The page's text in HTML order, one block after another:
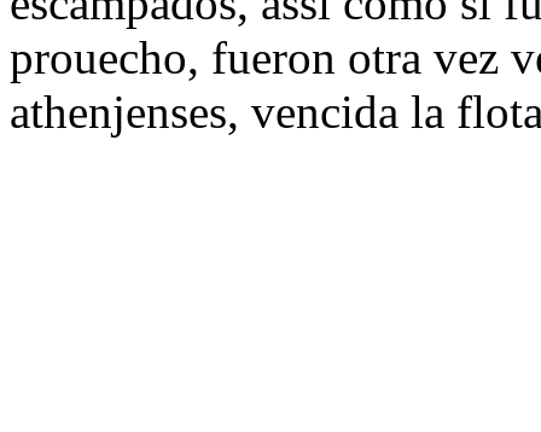
prouecho, fueron otra vez
athenjenses, vencida la